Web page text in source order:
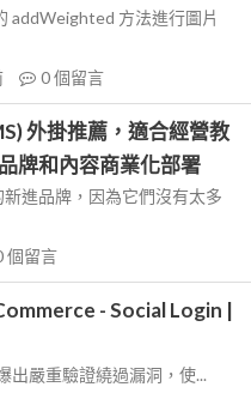
addWeighted 方法進行圖片
0個留言
外掛推薦，適合經營教
牌和內容商業化部署
進品牌，因為它們沒有太多
個留言
- Social Login |
出嚴重驗證繞過漏洞，使...